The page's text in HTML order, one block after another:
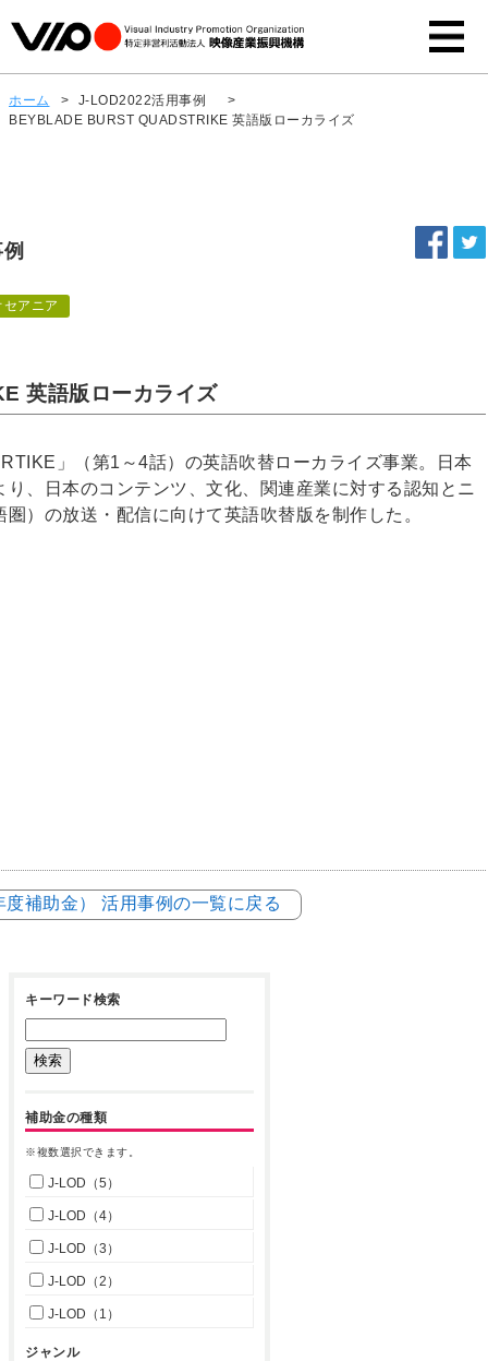
ホーム > J-LOD2022活用事例
>
BEYBLADE BURST QUADSTRIKE 英語版ローカライズ
セアニア
英語版ローカライズ
」（第1～4話）の英語吹替ローカライズ事業。日本
、日本のコンテンツ、文化、関連産業に対する認知とニ
）の放送・配信に向けて英語吹替版を制作した。
補助金） 活用事例の一覧に戻る
キーワード検索
補助金の種類
※複数選択できます。
J-LOD（5）
J-LOD（4）
J-LOD（3）
J-LOD（2）
J-LOD（1）
ジャンル